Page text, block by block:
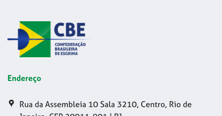
Endereço
Rua da Assembleia 10 Sala 3210, Centro, Rio de